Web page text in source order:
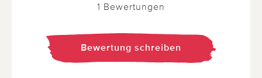
1 Bewertungen
Bewertung schreiben